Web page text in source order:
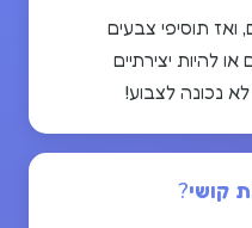
ואז תוסיפי צבעים
להיות יצירתיים
נכונה לצבוע!
קושי?